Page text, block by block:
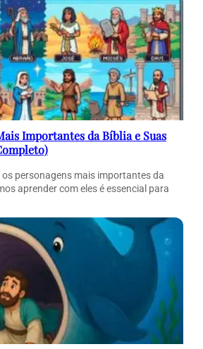
Importantes da Bíblia e Suas
os personagens mais importantes da
aprender com eles é essencial para